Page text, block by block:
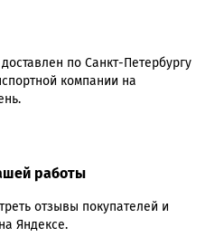
по Санкт-Петербургу
компании на
работы
отзывы покупателей и
Яндексе.